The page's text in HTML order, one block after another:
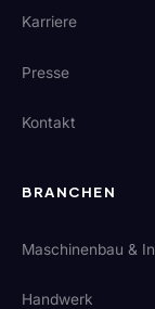
Karriere
Presse
Kontakt
BRANCHEN
Maschinenbau &
Handwerk